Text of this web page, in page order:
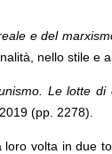
e del
nello stile e
Le lotte di
(pp. 2278).
loro volta in due